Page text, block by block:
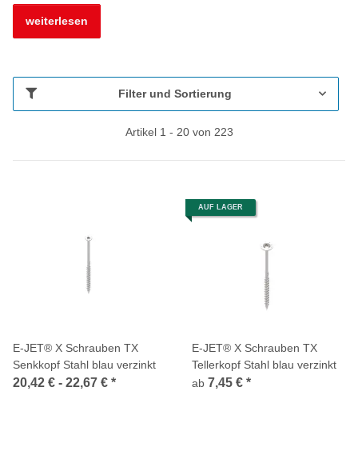
weiterlesen
Filter und Sortierung
Artikel 1 - 20 von 223
E-JET® X Schrauben TX
Senkkopf Stahl blau verzinkt
20,42 € - 22,67 € *
AUF LAGER
E-JET® X Schrauben TX
Tellerkopf Stahl blau verzinkt
ab 7,45 € *